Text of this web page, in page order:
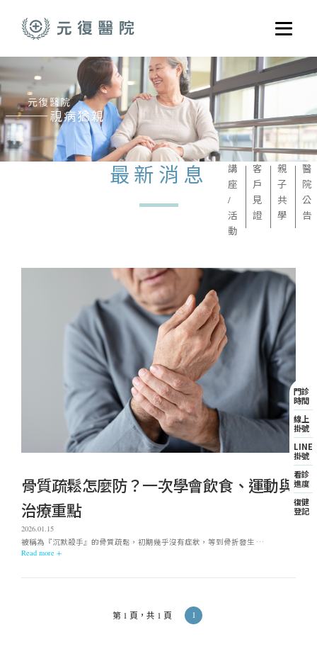
選單
關於元復
就醫指南
醫學門診
醫療養護服務 最新消息
講
座
/
活
動
客
戶
見
證
親
子
共
學
醫
院
公
告
骨質疏鬆怎麼防？一次學會飲食、運動與
治療重點
2026.01.15
被稱為『沉默殺手』的骨質疏鬆，初期幾乎沒有症狀，等到骨折發生 …
Read more +
第 1 頁，共 1 頁 1
門診
時間
線上
掛號
LINE
掛號
看診
進度
復健
登記